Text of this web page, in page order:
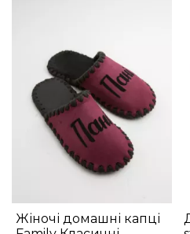
Жіночі домашні капці